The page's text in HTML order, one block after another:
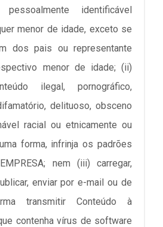
pessoalmente identificável
menor de idade, exceto se
dos pais ou representante
menor de idade; (ii)
ilegal, pornográfico,
delituoso, obsceno
racial ou etnicamente ou
forma, infrinja os padrões
nem (iii) carregar,
enviar por e-mail ou de
transmitir Conteúdo à
contenha vírus de software